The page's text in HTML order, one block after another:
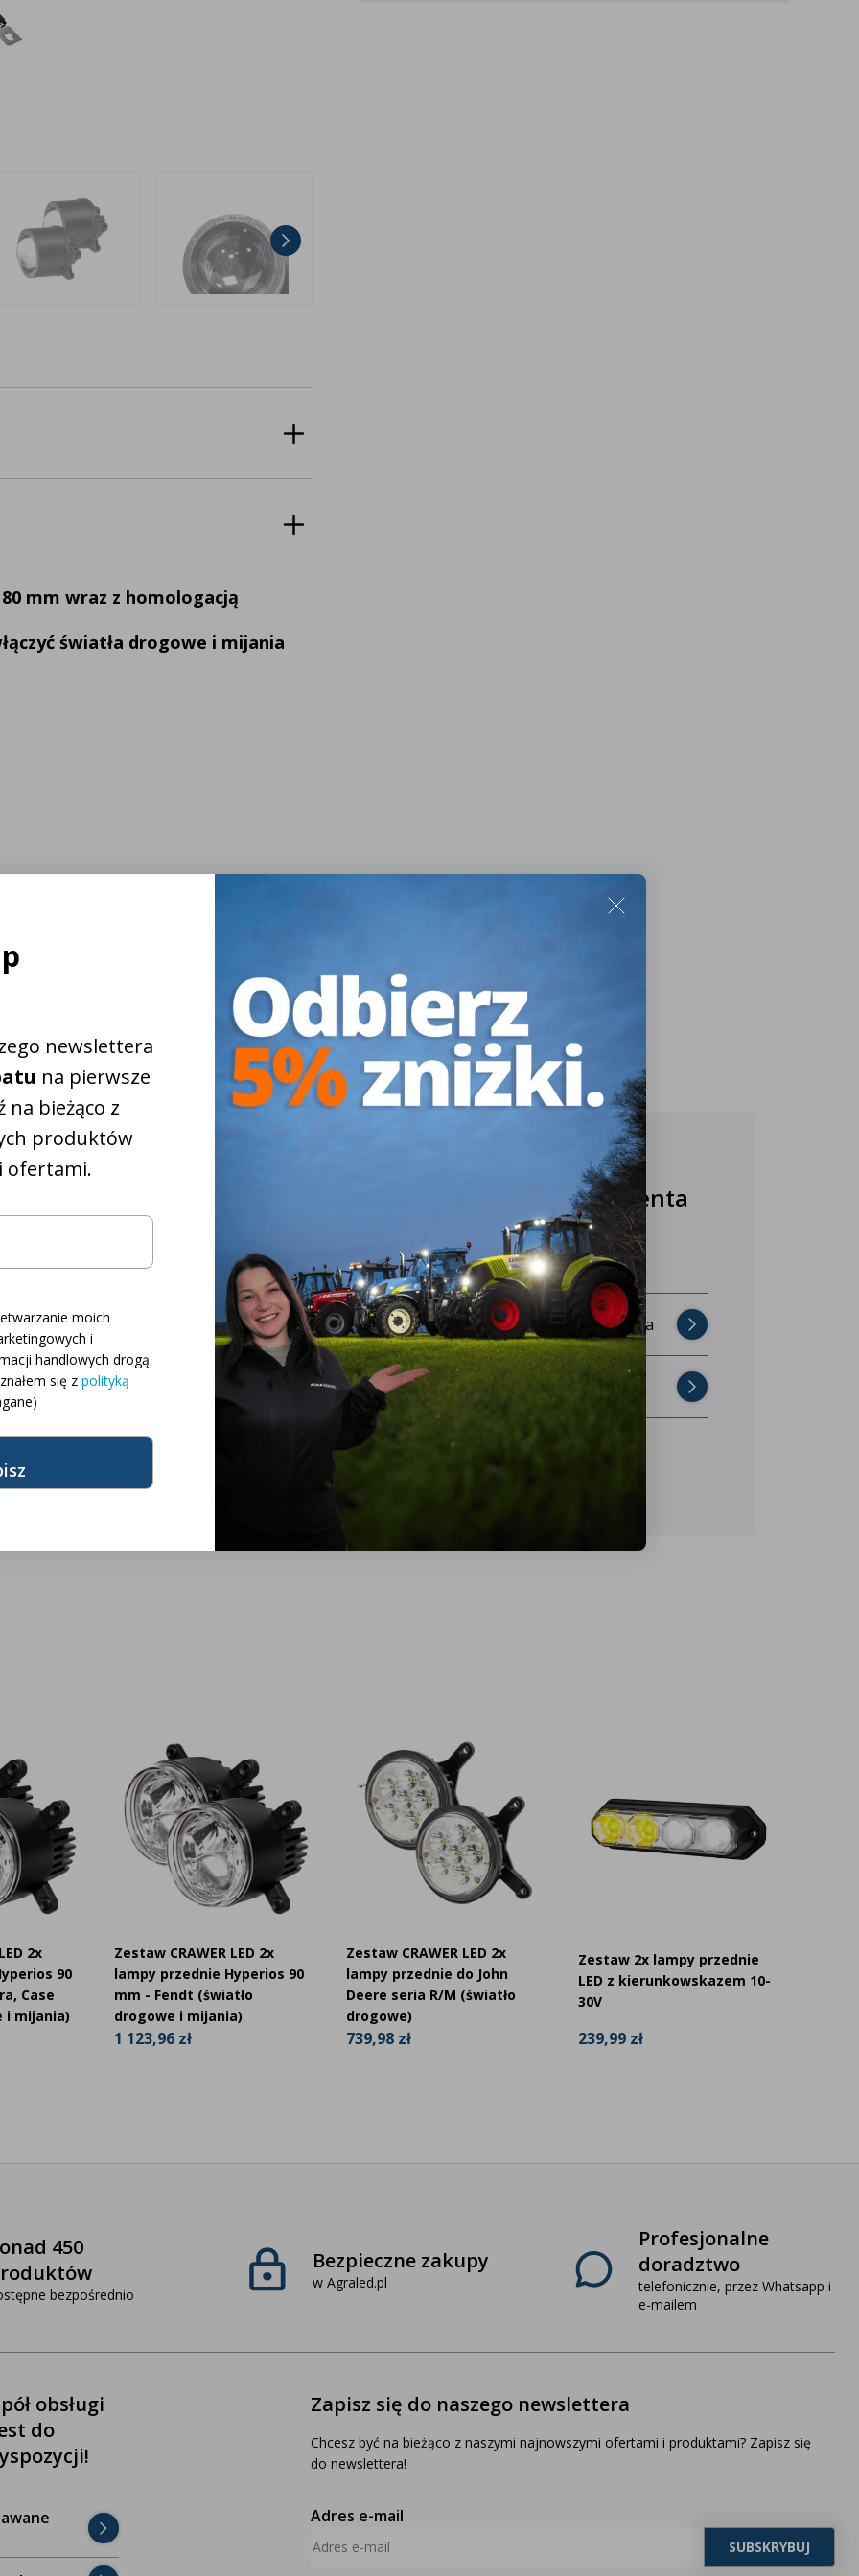
mm wraz z homologacją
światła drogowe i mijania
modeli
Nasza obsługa klienta
jest do Twojej
dyspozycji!
Najczęściej zadawane pytania
Skontaktuj się z nami
2x
90
Case
i mijania)
Zestaw CRAWER LED 2x
lampy przednie Hyperios 90
mm - Fendt (światło
drogowe i mijania)
1 123,96 zł
Zestaw CRAWER LED 2x
lampy przednie do John
Deere seria R/M (światło
drogowe)
739,98 zł
Zestaw 2x lampy przednie
LED z kierunkowskazem 10-
30V
239,99 zł
450
bezpośrednio
Bezpieczne zakupy
w Agraled.pl
Profesjonalne
doradztwo
telefonicznie, przez Whatsapp i
e-mailem
obsługi
do
Zapisz się do naszego newslettera
Chcesz być na bieżąco z naszymi najnowszymi ofertami i produktami? Zapisz się
do newslettera!
Adres e-mail
newslettera
na pierwsze
na bieżąco z
produktów
ofertami.
moich
i
handlowych drogą
się z polityką